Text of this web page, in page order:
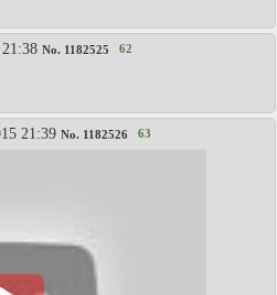
No. 1182525 62
21:39 No. 1182526 63